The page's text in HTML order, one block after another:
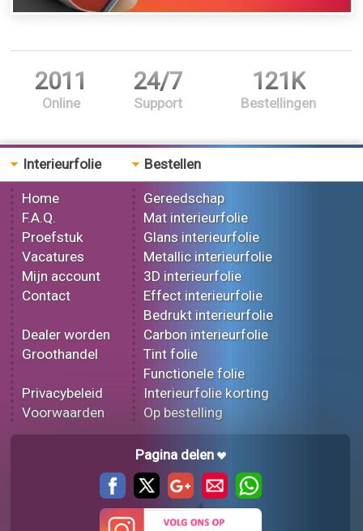
2011
Online
24/7
Support
121K
Bestellingen
Interieurfolie
Home
F.A.Q.
Proefstuk
Vacatures
Mijn account
Contact
Dealer worden
Groothandel
Privacybeleid
Voorwaarden
Bestellen
Gereedschap
Mat interieurfolie
Glans interieurfolie
Metallic interieurfolie
3D interieurfolie
Effect interieurfolie
Bedrukt interieurfolie
Carbon interieurfolie
Tint folie
Functionele folie
Interieurfolie korting
Op bestelling
Pagina delen